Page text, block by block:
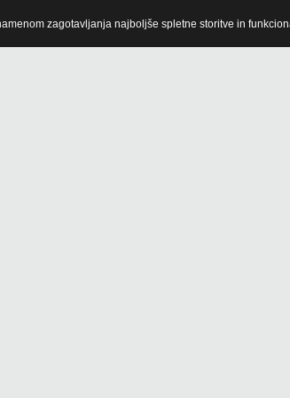
zagotavljanja najboljše spletne storitve in